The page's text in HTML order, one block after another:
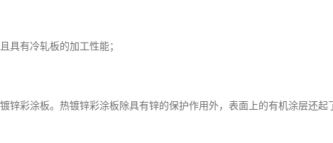
具有冷轧板的加工性能；
锌彩涂板。热镀锌彩涂板除具有锌的保护作用外，表面上的有机涂层还起